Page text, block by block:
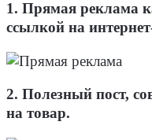
1. Прямая реклама
ссылкой на
2. Полезный пост,
на товар.